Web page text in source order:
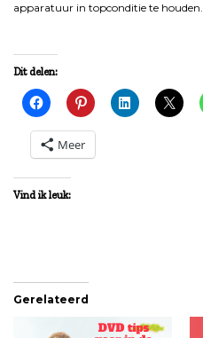
apparatuur in topconditie te houden.
Dit delen:
Meer
Vind ik leuk:
Gerelateerd